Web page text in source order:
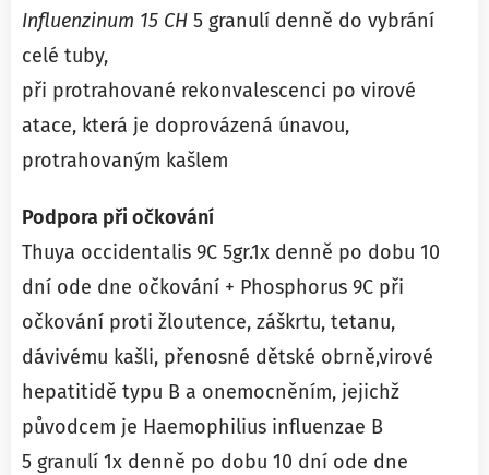
Influenzinum 15 CH 5 granulí denně do vybrání
celé tuby,
při protrahované rekonvalescenci po virové
atace, která je doprovázená únavou,
protrahovaným kašlem
Podpora při očkování
Thuya occidentalis 9C 5gr.1x denně po dobu 10
dní ode dne očkování + Phosphorus 9C při
očkování proti žloutence, záškrtu, tetanu,
dávivému kašli, přenosné dětské obrně,virové
hepatitidě typu B a onemocněním, jejichž
původcem je Haemophilius influenzae B
5 granulí 1x denně po dobu 10 dní ode dne